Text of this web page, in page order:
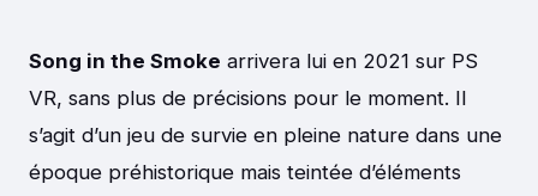
Song in the Smoke arrivera lui en 2021 sur PS
VR, sans plus de précisions pour le moment. Il
s’agit d’un jeu de survie en pleine nature dans une
époque préhistorique mais teintée d’éléments